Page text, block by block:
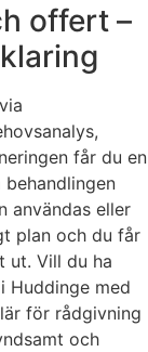
offert –
får du en
användas eller
plan och du får
ut. Vill du ha
Huddinge med
för rådgivning
och